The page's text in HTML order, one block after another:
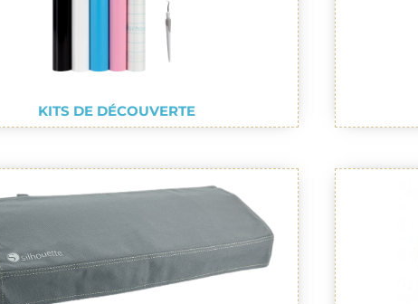
KITS DE DÉCOUVERTE